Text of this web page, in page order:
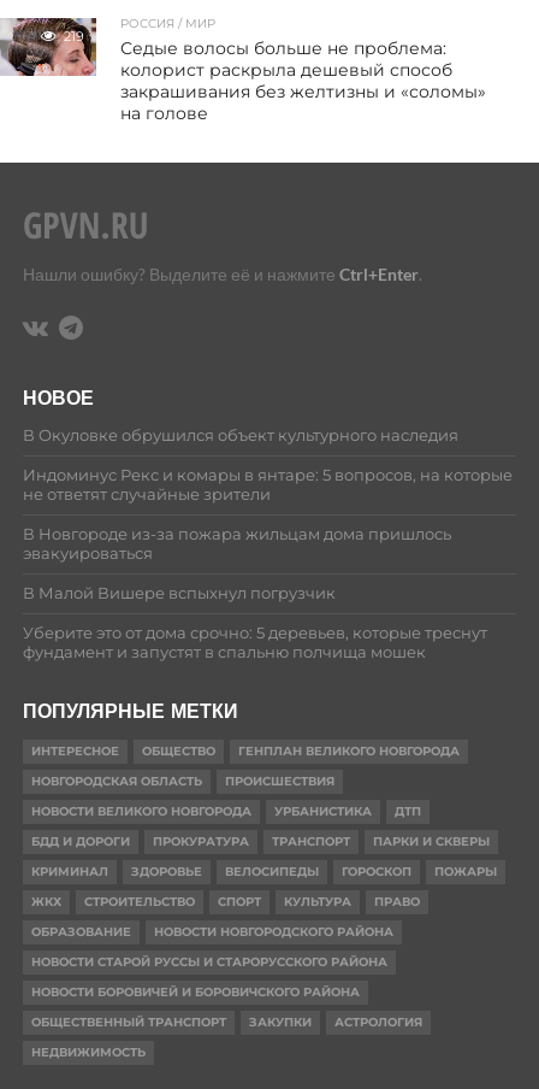
219
РОССИЯ / МИР
Седые волосы больше не проблема:
колорист раскрыла дешевый способ
закрашивания без желтизны и «соломы»
на голове
Нашли ошибку? Выделите её и нажмите Ctrl+Enter.
НОВОЕ
В Окуловке обрушился объект культурного наследия
Индоминус Рекс и комары в янтаре: 5 вопросов, на которые
не ответят случайные зрители
В Новгороде из-за пожара жильцам дома пришлось
эвакуироваться
В Малой Вишере вспыхнул погрузчик
Уберите это от дома срочно: 5 деревьев, которые треснут
фундамент и запустят в спальню полчища мошек
ПОПУЛЯРНЫЕ МЕТКИ
ИНТЕРЕСНОЕ ОБЩЕСТВО
ГЕНПЛАН ВЕЛИКОГО НОВГОРОДА
НОВГОРОДСКАЯ ОБЛАСТЬ
ПРОИСШЕСТВИЯ
НОВОСТИ ВЕЛИКОГО НОВГОРОДА
УРБАНИСТИКА
ДТП
БДД И ДОРОГИ
ПРОКУРАТУРА ТРАНСПОРТ
ПАРКИ И СКВЕРЫ
КРИМИНАЛ
ЗДОРОВЬЕ ВЕЛОСИПЕДЫ ГОРОСКОП
ПОЖАРЫ
ЖКХ
СТРОИТЕЛЬСТВО СПОРТ КУЛЬТУРА
ПРАВО
ОБРАЗОВАНИЕ
НОВОСТИ НОВГОРОДСКОГО РАЙОНА
НОВОСТИ СТАРОЙ РУССЫ И СТАРОРУССКОГО РАЙОНА
НОВОСТИ БОРОВИЧЕЙ И БОРОВИЧСКОГО РАЙОНА
ОБЩЕСТВЕННЫЙ ТРАНСПОРТ
ЗАКУПКИ
АСТРОЛОГИЯ
НЕДВИЖИМОСТЬ